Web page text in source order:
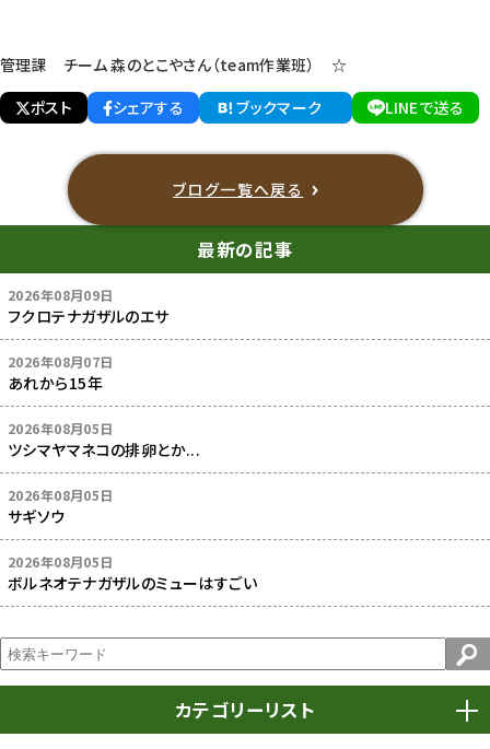
管理課 チーム 森のとこやさん（team作業班） ☆
ポスト
シェアする ブックマーク LINEで送る
ブログ一覧へ戻る
最新の記事
2026年08月09日
フクロテナガザルのエサ
2026年08月07日
あれから15年
2026年08月05日
ツシマヤマネコの排卵とか...
2026年08月05日
サギソウ
2026年08月05日
ボルネオテナガザルのミューはすごい
カテゴリーリスト